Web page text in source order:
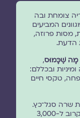
צומחת ובה
המביעים
מסות פרוזה,
הדעת.
שֶׁכָּמוּס,
ובכללם:
טקסי חיים
הרבנית שרה סגל־כץ.
עם הכניסה לשנת 2025 פורסמו בו קרוב ל-3,000